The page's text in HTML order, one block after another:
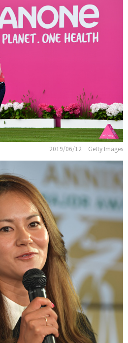
2019/06/12 Getty Images